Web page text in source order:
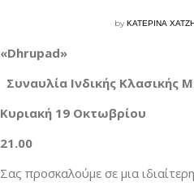
byΚΑΤΕΡΙΝΑ
«Dhrupad»
Συναυλία Ινδικής Κλασικής
Κυριακή 19 Οκτωβρίου
21.00
Σας προσκαλούμε σε μια